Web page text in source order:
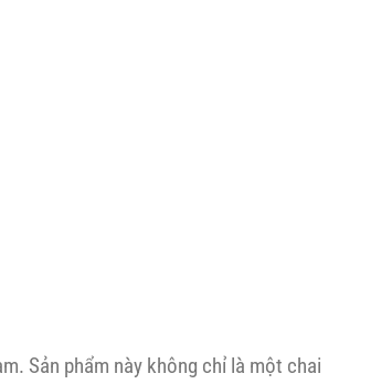
Sản phẩm này không chỉ là một chai